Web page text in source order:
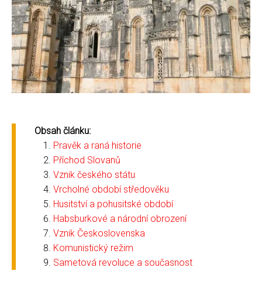
Obsah článku:
Pravěk a raná historie
Příchod Slovanů
Vznik českého státu
Vrcholné období středověku
Husitství a pohusitské období
Habsburkové a národní obrození
Vznik Československa
Komunistický režim
Sametová revoluce a současnost